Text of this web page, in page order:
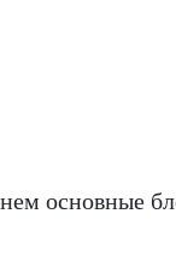
основные